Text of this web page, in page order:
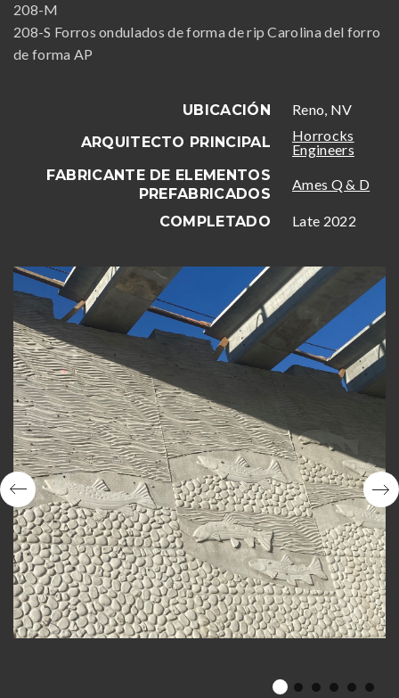
208-M
208-S Forros ondulados de forma de rip Carolina del forro
de forma AP
UBICACIÓN
Reno, NV
ARQUITECTO PRINCIPAL
Horrocks
Engineers
FABRICANTE DE ELEMENTOS
PREFABRICADOS
Ames Q & D
COMPLETADO Late 2022